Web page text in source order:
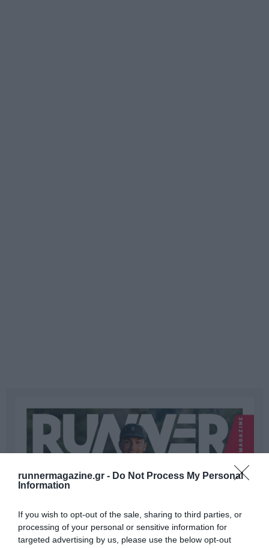
runnermagazine.gr - Do Not Process My Personal
Information
If you wish to opt-out of the sale, sharing to third parties, or
processing of your personal or sensitive information for
targeted advertising by us, please use the below opt-out